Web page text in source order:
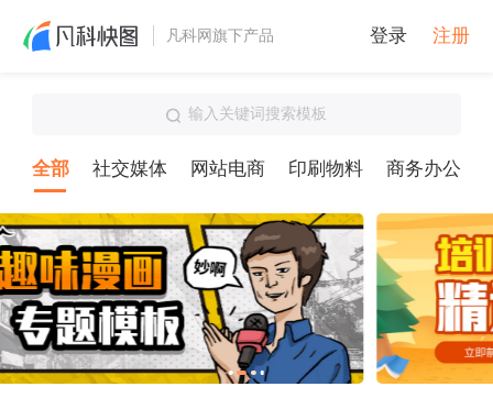
凡科网旗下产品 登录 注册
输入关键词搜索模板
全部 社交媒体 网站电商 印刷物料 商务办公